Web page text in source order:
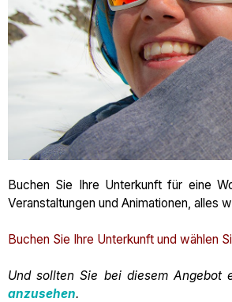
Buchen Sie Ihre Unterkunft für eine
Veranstaltungen und Animationen, alles
Buchen Sie Ihre Unterkunft und wählen
Und sollten Sie bei diesem Angebot
anzusehen.